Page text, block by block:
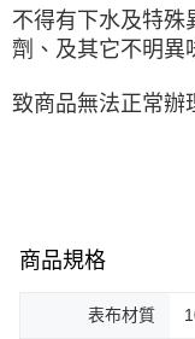
不得有下水及特殊
劑、及其它不明異
致商品無法正常辦
商品規格
表布材質